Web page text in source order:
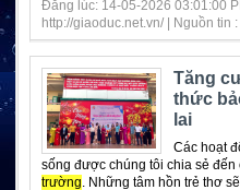
Đăng lúc: 14-05-2026 03:01:00
http://giaoduc.net.vn/ | Nguồn tin :
Tăng
thức
lai
Các hoạt
sống được chúng tôi chia sẻ
trường . Những tâm hồn trẻ thơ